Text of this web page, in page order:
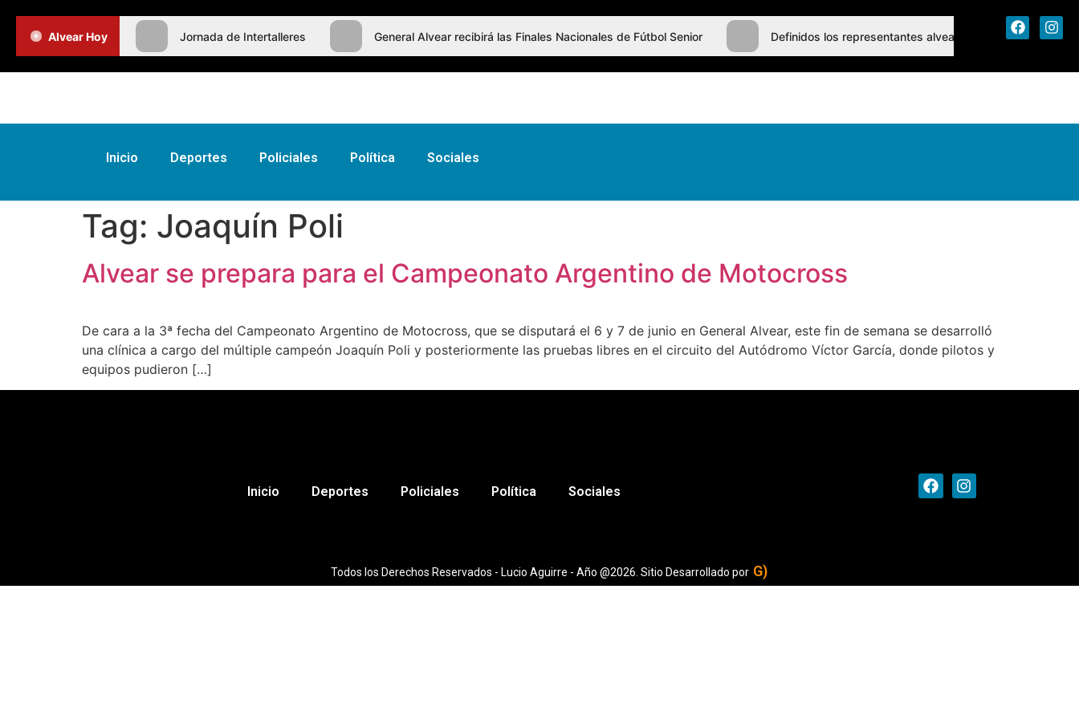
Alvear Hoy Jornada de Intertalleres General Alvear recibirá las Finales Nacionales de Fútbol Senior Definidos los representantes alvearenses en vóley y
Inicio Deportes Policiales Política Sociales
Tag: Joaquín Poli
Alvear se prepara para el Campeonato Argentino de Motocross
De cara a la 3ª fecha del Campeonato Argentino de Motocross, que se disputará el 6 y 7 de junio en General Alvear, este fin de semana se desarrolló
una clínica a cargo del múltiple campeón Joaquín Poli y posteriormente las pruebas libres en el circuito del Autódromo Víctor García, donde pilotos y
equipos pudieron […]
Inicio Deportes Policiales Política Sociales
Todos los Derechos Reservados - Lucio Aguirre - Año @2026. Sitio Desarrollado por G)